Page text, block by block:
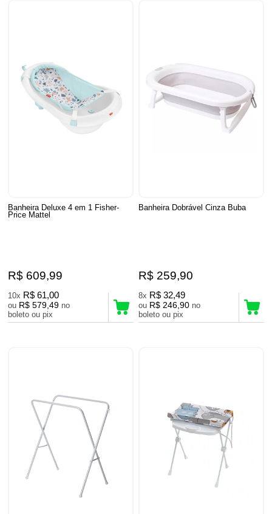
Banheira Deluxe 4 em 1 Fisher-
Price Mattel
R$ 609,99
10x R$ 61,00
ou R$ 579,49 no
boleto ou pix
Banheira Dobrável Cinza Buba
R$ 259,90
8x R$ 32,49
ou R$ 246,90 no
boleto ou pix